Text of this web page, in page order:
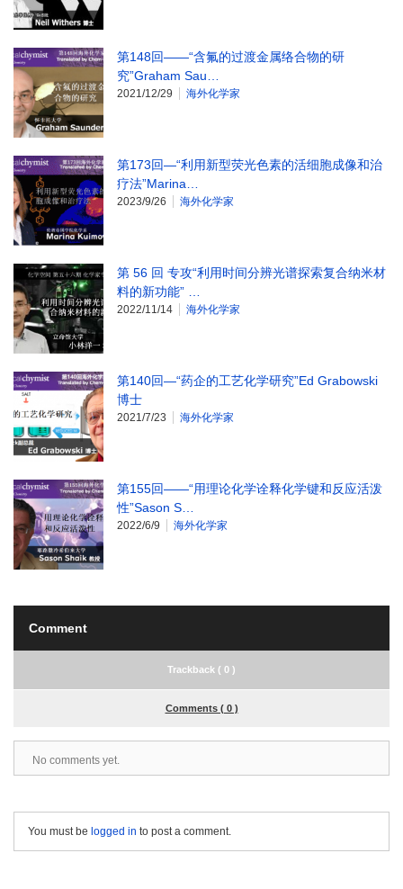
第148回——“含氟的过渡金属络合物的研
究”Graham Sau…
2021/12/29 海外化学家
第173回—“利用新型荧光色素的活细胞成像和治
疗法”Marina…
2023/9/26 海外化学家
第 56 回 专攻“利用时间分辨光谱探索复合纳米材
料的新功能” …
2022/11/14 海外化学家
第140回—“药企的工艺化学研究”Ed Grabowski
博士
2021/7/23 海外化学家
第155回——“用理论化学诠释化学键和反应活泼
性”Sason S…
2022/6/9 海外化学家
Comment
Trackback ( 0 )
Comments ( 0 )
No comments yet.
You must be logged in to post a comment.